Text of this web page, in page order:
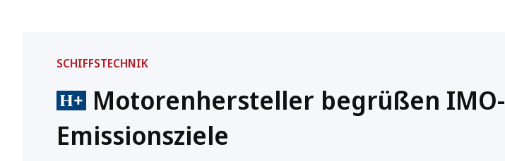
SCHIFFSTECHNIK
Motorenhersteller begrüßen IMO-
Emissionsziele